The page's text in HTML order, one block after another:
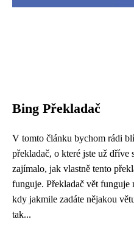
Bing Překladač
V tomto článku bychom rádi
překladač, o které jste už
zajímalo, jak vlastně tento
funguje. Překladač vět funguje
kdy jakmile zadáte nějakou
tak...